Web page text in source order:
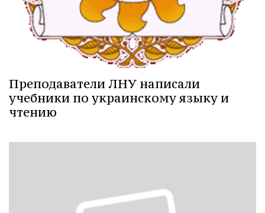
Преподаватели ЛНУ написали
учебники по украинскому языку и
чтению